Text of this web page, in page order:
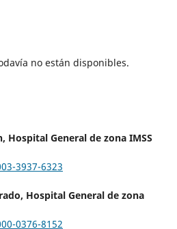
no están disponibles.
Hospital General de zona IMSS
3937-6323
Hospital General de zona
0376-8152